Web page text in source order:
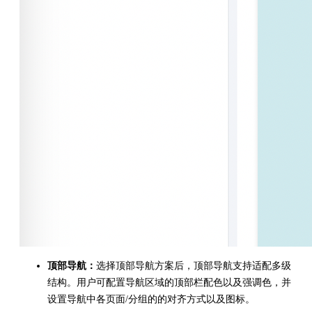
顶部导航： 选择顶部导航方案后，顶部导航支持适配多级
结构。用户可配置导航区域的顶部栏配色以及强调色，并
设置导航中各页面/分组的的对齐方式以及图标。